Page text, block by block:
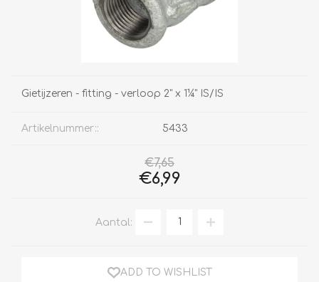
Gietijzeren - fitting - verloop 2" x 1¼" IS/IS
Artikelnummer:: 5433
€7,65
€6,99
Aantal:
ADD TO WISHLIST